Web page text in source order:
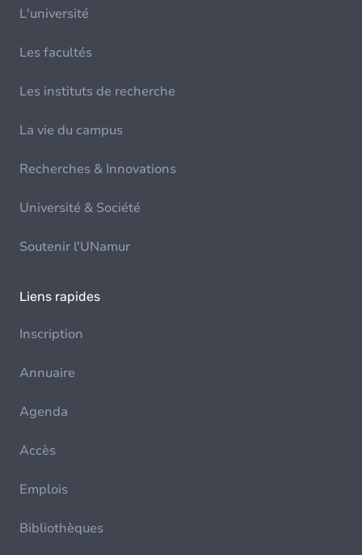
L'université
Les facultés
Les instituts de recherche
La vie du campus
Recherches & Innovations
Université & Société
Soutenir l'UNamur
Liens rapides
Inscription
Annuaire
Agenda
Accès
Emplois
Bibliothèques